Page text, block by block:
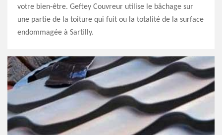
votre bien-être. Geftey Couvreur utilise le bâchage sur
une partie de la toiture qui fuit ou la totalité de la surface
endommagée à Sartilly.